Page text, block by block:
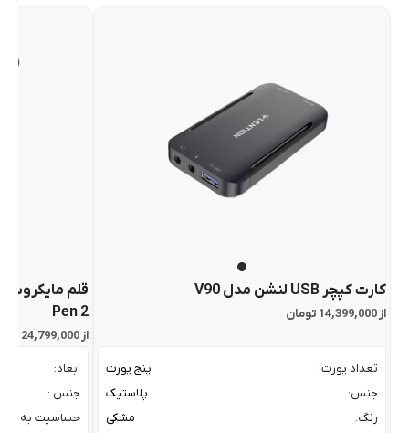
کارت کپچر USB لنشن مدل V90
از 14,399,000 تومان
تعداد پورت:
پنج پورت
جنس:
پلاستیک
رنگ:
مشکی
Pen 2
از 24,799,000 تومان
ابعاد:
جنس :
حساسیت به